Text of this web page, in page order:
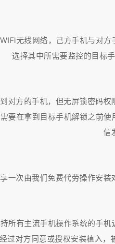
无线网络，己方手机与对
选择其中所需要监控的目标
对方的手机，但无屏锁密码
要在拿到目标手机解锁之前
信
一次由我们免费代劳操作安
所有主流手机操作系统的手
过对方同意或授权安装植入